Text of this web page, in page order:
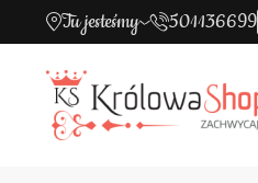
Tu jesteśmy 501136699